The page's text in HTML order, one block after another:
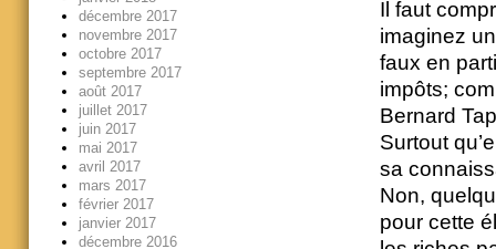
Il faut
imaginez
faux en
impôts;
Bernard
Surtout
sa
Non,
pour cette
décembre 2017
novembre 2017
octobre 2017
septembre 2017
août 2017
juillet 2017
juin 2017
mai 2017
avril 2017
mars 2017
février 2017
janvier 2017
décembre 2016